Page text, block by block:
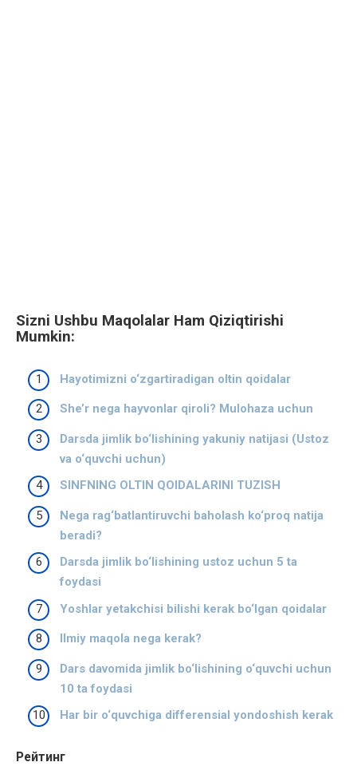
Sizni Ushbu Maqolalar Ham Qiziqtirishi
Mumkin:
Hayotimizni o‘zgartiradigan oltin qoidalar
She’r nega hayvonlar qiroli? Mulohaza uchun
Darsda jimlik bo‘lishining yakuniy natijasi (Ustoz
va o‘quvchi uchun)
SINFNING OLTIN QOIDALARINI TUZISH
Nega rag‘batlantiruvchi baholash ko‘proq natija
beradi?
Darsda jimlik bo‘lishining ustoz uchun 5 ta
foydasi
Yoshlar yetakchisi bilishi kerak bo‘lgan qoidalar
Ilmiy maqola nega kerak?
Dars davomida jimlik bo‘lishining o‘quvchi uchun
10 ta foydasi
Har bir o‘quvchiga differensial yondoshish kerak
Рейтинг